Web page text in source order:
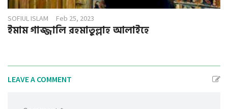
SOFIUL ISLAM Feb 25, 2023
ইমাম গাজ্জালি রহমাতুল্লাহ আলাইহে
LEAVE A COMMENT